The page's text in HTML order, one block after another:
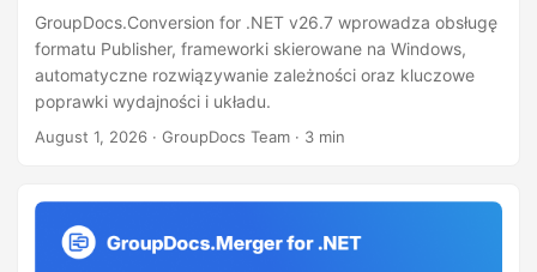
GroupDocs.Conversion for .NET v26.7 wprowadza obsługę
formatu Publisher, frameworki skierowane na Windows,
automatyczne rozwiązywanie zależności oraz kluczowe
poprawki wydajności i układu.
August 1, 2026 · GroupDocs Team · 3 min